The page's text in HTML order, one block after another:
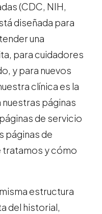
(CDC, NIH,
diseñada para
una
para cuidadores
y para nuevos
clínica es la
páginas
de servicio
páginas de
tratamos y cómo
estructura
del historial,